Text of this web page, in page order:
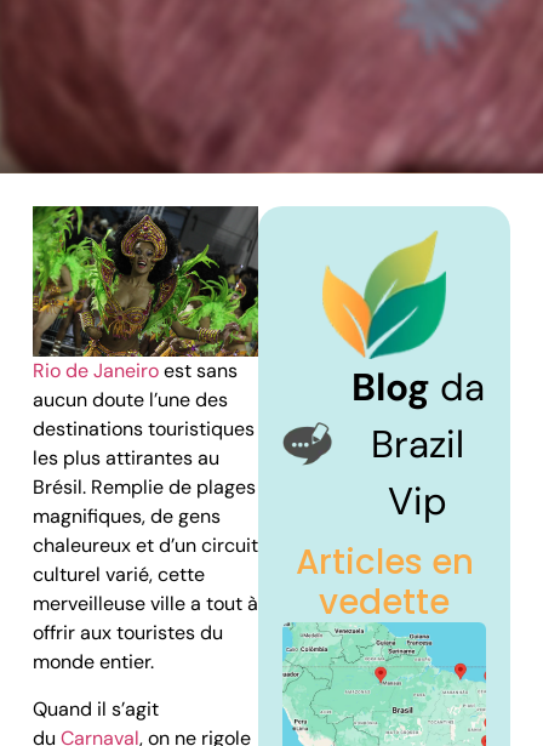
Rio de Janeiroest sans
aucun doute l’une des
destinations touristiques
les plus attirantes au
Brésil. Remplie de plages
magnifiques, de gens
chaleureux et d’un circuit
culturel varié, cette
merveilleuse ville a tout à
offrir aux touristes du
monde entier.
Quand il s’agit
du Carnaval, on ne rigole
Blog da
Brazil
Vip
Articles en
vedette